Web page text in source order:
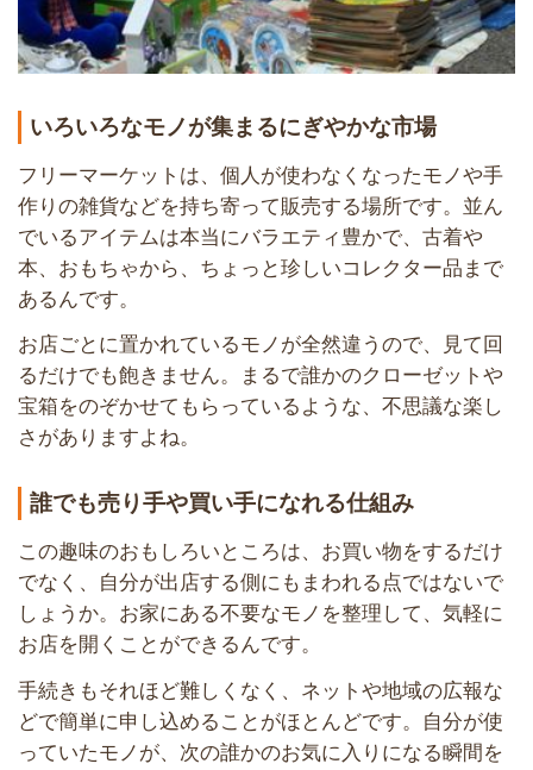
いろいろなモノが集まるにぎやかな市場
フリーマーケットは、個人が使わなくなったモノや手
作りの雑貨などを持ち寄って販売する場所です。並ん
でいるアイテムは本当にバラエティ豊かで、古着や
本、おもちゃから、ちょっと珍しいコレクター品まで
あるんです。
お店ごとに置かれているモノが全然違うので、見て回
るだけでも飽きません。まるで誰かのクローゼットや
宝箱をのぞかせてもらっているような、不思議な楽し
さがありますよね。
誰でも売り手や買い手になれる仕組み
この趣味のおもしろいところは、お買い物をするだけ
でなく、自分が出店する側にもまわれる点ではないで
しょうか。お家にある不要なモノを整理して、気軽に
お店を開くことができるんです。
手続きもそれほど難しくなく、ネットや地域の広報な
どで簡単に申し込めることがほとんどです。自分が使
っていたモノが、次の誰かのお気に入りになる瞬間を